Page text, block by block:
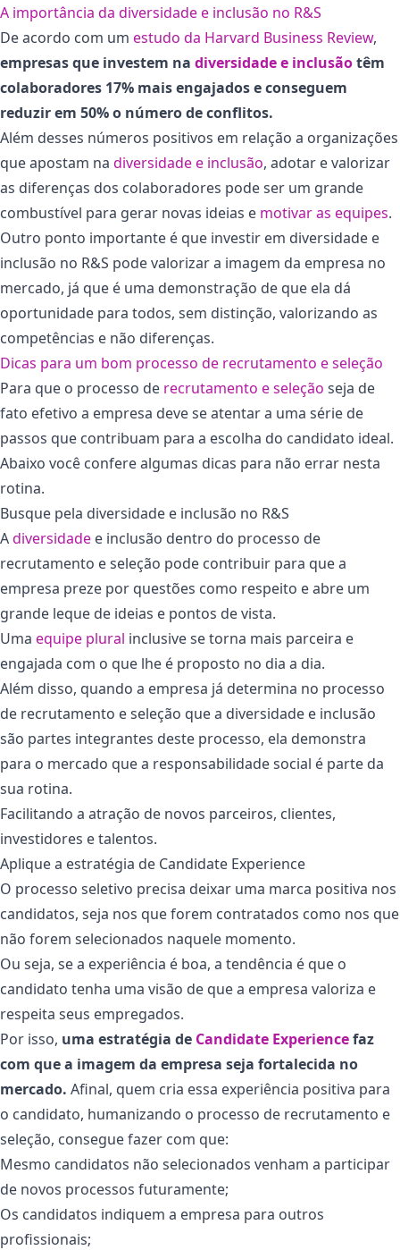
A importância da diversidade e inclusão no R&S
De acordo com um estudo da Harvard Business Review,
empresas que investem na diversidade e inclusãotêm
colaboradores 17% mais engajados e conseguem
reduzir em 50% o número de conflitos.
Além desses números positivos em relação a organizações
que apostam na diversidade e inclusão, adotar e valorizar
as diferenças dos colaboradores pode ser um grande
combustível para gerar novas ideias e motivar as equipes.
Outro ponto importante é que investir em diversidade e
inclusão no R&S pode valorizar a imagem da empresa no
mercado, já que é uma demonstração de que ela dá
oportunidade para todos, sem distinção, valorizando as
competências e não diferenças.
Dicas para um bom processo de recrutamento e seleção
Para que o processo de recrutamento e seleção seja de
fato efetivo a empresa deve se atentar a uma série de
passos que contribuam para a escolha do candidato ideal.
Abaixo você confere algumas dicas para não errar nesta
rotina.
Busque pela diversidade e inclusão no R&S
Adiversidade e inclusão dentro do processo de
recrutamento e seleção pode contribuir para que a
empresa preze por questões como respeito e abre um
grande leque de ideias e pontos de vista.
Uma equipe plural inclusive se torna mais parceira e
engajada com o que lhe é proposto no dia a dia.
Além disso, quando a empresa já determina no processo
de recrutamento e seleção que a diversidade e inclusão
são partes integrantes deste processo, ela demonstra
para o mercado que a responsabilidade social é parte da
sua rotina.
Facilitando a atração de novos parceiros, clientes,
investidores e talentos.
Aplique a estratégia de Candidate Experience
O processo seletivo precisa deixar uma marca positiva nos
candidatos, seja nos que forem contratados como nos que
não forem selecionados naquele momento.
Ou seja, se a experiência é boa, a tendência é que o
candidato tenha uma visão de que a empresa valoriza e
respeita seus empregados.
Por isso, uma estratégia de Candidate Experiencefaz
com que a imagem da empresa seja fortalecida no
mercado. Afinal, quem cria essa experiência positiva para
o candidato, humanizando o processo de recrutamento e
seleção, consegue fazer com que:
Mesmo candidatos não selecionados venham a participar
de novos processos futuramente;
Os candidatos indiquem a empresa para outros
profissionais;